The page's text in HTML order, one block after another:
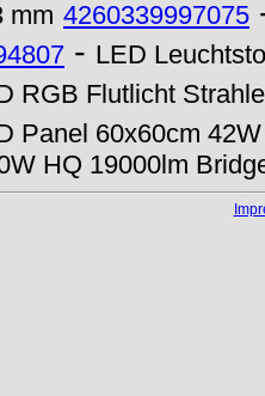
mm 4260339997075
- LED
RGB Flutlicht
Panel 60x60cm
HQ 19000lm